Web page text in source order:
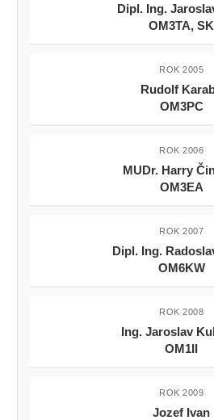
Dipl. Ing.
OM3TA, SK
ROK 2005
Rudolf
OM3PC
ROK 2006
MUDr. Harry
OM3EA
ROK 2007
Dipl. Ing.
OM6KW
ROK 2008
Ing. Jaroslav
OM1II
ROK 2009
Jozef Ivan